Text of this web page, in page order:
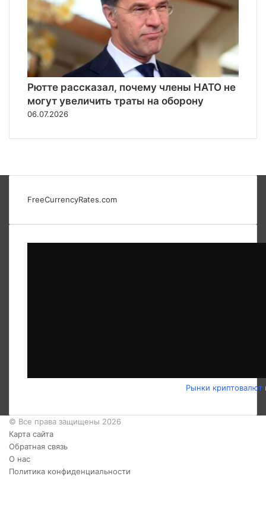
Рютте рассказал, почему члены НАТО не
могут увеличить траты на оборону
06.07.2026
FreeCurrencyRates.com
Рынки криптовалют
© Все права защищены 2026
Карта сайта
Обратная связь
О нас
Политика конфиденциальности